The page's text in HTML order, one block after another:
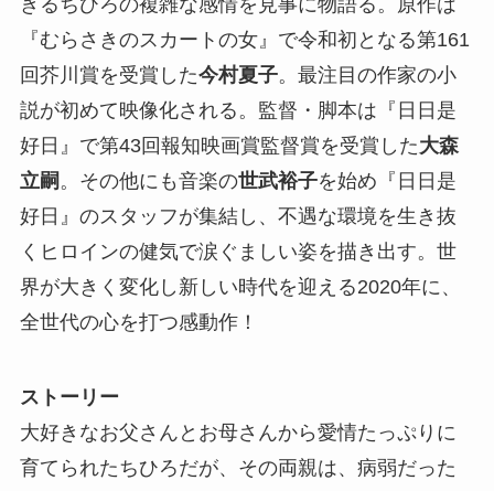
きるちひろの複雑な感情を見事に物語る。原作は
『むらさきのスカートの女』で令和初となる第161
回芥川賞を受賞した今村夏子。最注目の作家の小
説が初めて映像化される。監督・脚本は『日日是
好日』で第43回報知映画賞監督賞を受賞した大森
立嗣。その他にも音楽の世武裕子を始め『日日是
好日』のスタッフが集結し、不遇な環境を生き抜
くヒロインの健気で涙ぐましい姿を描き出す。世
界が大きく変化し新しい時代を迎える2020年に、
全世代の心を打つ感動作！
ストーリー
大好きなお父さんとお母さんから愛情たっぷりに
育てられたちひろだが、その両親は、病弱だった